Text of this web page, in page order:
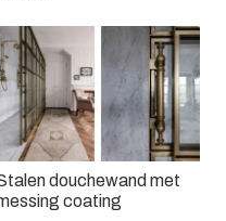
douchewand met
coating